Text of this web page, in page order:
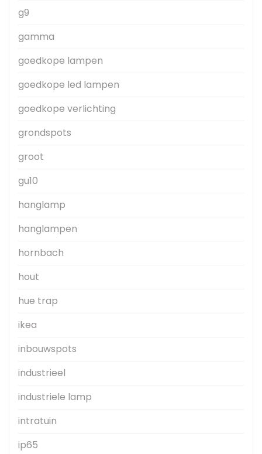
g9
gamma
goedkope lampen
goedkope led lampen
goedkope verlichting
grondspots
groot
gu10
hanglamp
hanglampen
hornbach
hout
hue trap
ikea
inbouwspots
industrieel
industriele lamp
intratuin
ip65